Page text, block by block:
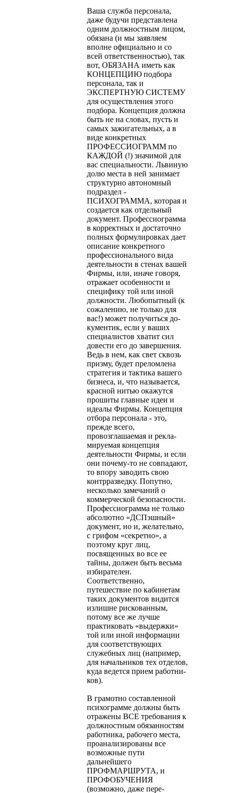
Ваша служба персонала,
даже будучи представлена
одним должностным лицом,
обязана (и мы заявляем
вполне официально и со
всей ответственностью), так
вот, ОБЯЗАНА иметь как
КОН­ЦЕПЦИЮ подбора
персонала, так и
ЭКСПЕРТНУЮ СИСТЕМУ
для осуществления этого
подбора. Концепция должна
быть не на словах, пусть и
самых зажигательных, а в
виде конкретных
ПРОФЕССИОГРАММ по
КАЖДОЙ (!) значимой для
вас специально­сти. Львиную
долю места в ней занимает
структурно автономный
подраздел -
ПСИХОГРАММА, которая и
создается как отдельный
документ. Профессиограмма
в корректных и достаточно
полных формулировках дает
описание конкретного
профессионального вида
деятельности в стенах вашей
Фирмы, или, иначе говоря,
от­ражает особенности и
специфику той или иной
должности. Любо­пытный (к
сожалению, не только для
вас!) может получиться до­
кументик, если у ваших
специалистов хватит сил
довести его до завершения.
Ведь в нем, как свет сквозь
призму, будет преломлена
стратегия и тактика вашего
бизнеса, и, что называется,
красной ни­тью окажутся
прошиты главные идеи и
идеалы Фирмы. Концепция
отбора персонала - это,
прежде всего,
провозглашаемая и рекла­
мируемая концепция
деятельности Фирмы, и если
они почему-то не совпадают,
то впору заводить свою
контрразведку. Попутно,
несколько замечаний о
коммерческой безопасности.
Профессио­грамма не только
абсолютно «ДСПэшный»
документ, но и, жела­тельно,
с грифом «секретно», а
поэтому круг лиц,
посвященных во все ее
тайны, должен быть весьма
избирателен.
Соответственно,
путешествие по кабинетам
таких документов видится
излишне рискованным,
потому все же лучше
практиковать «выдержки»
той или иной информации
для соответствующих
служебных лиц (на­пример,
для начальников тех отделов,
куда ведется прием работни­
ков).
В грамотно составленной
психограмме должны быть
отраже­ны ВСЕ требования к
должностным обязанностям
работника, ра­бочего места,
проанализированы все
возможные пути
дальнейшего
ПРОФМАРШРУТА, и
ПРОФОБУЧЕНИЯ
(возможно, даже пере­